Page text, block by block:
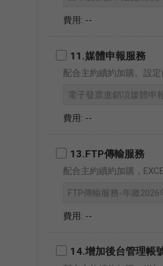
--
11.媒體申報服務
配合主約續約加購。設
--
13.FTP傳輸服務
配合主約續約加購，
--
14.增加後台管理帳